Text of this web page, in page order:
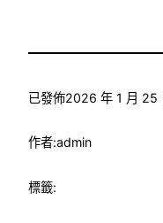
已發佈2026 年 1 月 25
作者:admin
標籤: